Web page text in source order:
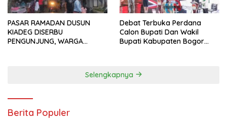
PASAR RAMADAN DUSUN
KIADEG DISERBU
PENGUNJUNG, WARGA
Debat Terbuka Perdana
Calon Bupati Dan Wakil
Bupati Kabupaten Bogor
Selengkapnya
Berita Populer